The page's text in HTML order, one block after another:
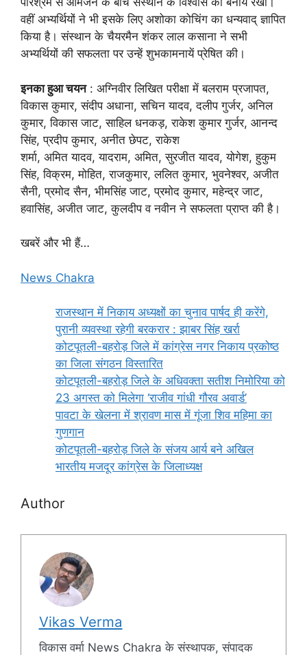
वहीं अभ्यर्थियों ने भी इसके लिए अशोका कोचिंग का धन्यवाद् ज्ञापित
किया है। संस्थान के चैयरमैन शंकर लाल कसाना ने सभी
अभ्यर्थियों की सफलता पर उन्हें शुभकामनायें प्रेषित की।
इनका हुआ चयन: अग्निवीर लिखित परीक्षा में बलराम प्रजापत,
विकास कुमार, संदीप अधाना, सचिन यादव, दलीप गुर्जर, अनिल
कुमार, विकास जाट, साहिल धनकड़, राकेश कुमार गुर्जर, आनन्द
सिंह, प्रदीप कुमार, अनीत छेपट, राकेश
शर्मा, अमित यादव, यादराम, अमित, सुरजीत यादव, योगेश, हुकुम
सिंह, विक्रम, मोहित, राजकुमार, ललित कुमार, भुवनेश्वर, अजीत
सैनी, प्रमोद सैन, भीमसिंह जाट, प्रमोद कुमार, महेन्द्र जाट,
हवासिंह, अजीत जाट, कुलदीप व नवीन ने सफलता प्राप्त की है।
खबरें और भी हैं…
News Chakra
राजस्थान में निकाय अध्यक्षों का चुनाव पार्षद ही करेंगे,
पुरानी व्यवस्था रहेगी बरकरार : झाबर सिंह खर्रा
कोटपूतली-बहरोड़ जिले में कांग्रेस नगर निकाय प्रकोष्ठ
का जिला संगठन विस्तारित
कोटपूतली-बहरोड़ जिले के अधिवक्ता सतीश निमोरिया को
23 अगस्त को मिलेगा ‘राजीव गांधी गौरव अवार्ड’
पावटा के खेलना में श्रावण मास में गूंजा शिव महिमा का
गुणगान
कोटपूतली-बहरोड़ जिले के संजय आर्य बने अखिल
भारतीय मजदूर कांग्रेस के जिलाध्यक्ष
Author
Vikas Verma
विकास वर्मा News Chakra के संस्थापक, संपादक